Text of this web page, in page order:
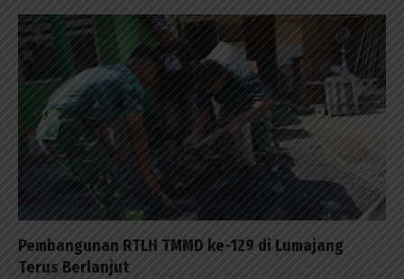
Pembangunan RTLH TMMD ke-129 di Lumajang
Terus Berlanjut